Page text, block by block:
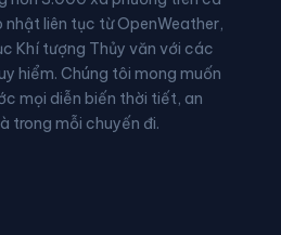
Xã Cẩm Tân
Xã Cẩm Thủy
Xã Cẩm Vân
nhật liên tục từ OpenWeather,
Khí tượng Thủy văn với các
hiểm. Chúng tôi mong muốn
mọi diễn biến thời tiết, an
trong mỗi chuyến đi.